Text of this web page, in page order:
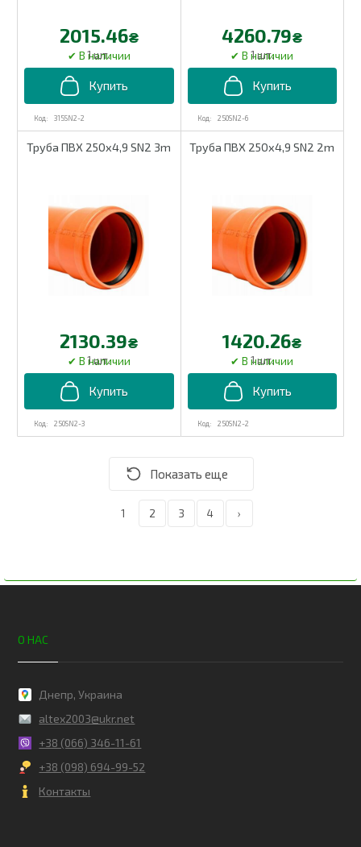
315SN2-2
2015.46₴
1 шт.
250SN2-6
4260.79₴
1 шт.
Труба ПВХ 250х4,9 SN2 3m
250SN2-3
2130.39₴
1 шт.
Труба ПВХ 250х4,9 SN2 2m
250SN2-2
1420.26₴
1 шт.
1 2 3 4 ›
О НАС
Днепр, Украина
altex2003@ukr.net
+38 (066) 346-11-61
+38 (098) 694-99-52
Контакты